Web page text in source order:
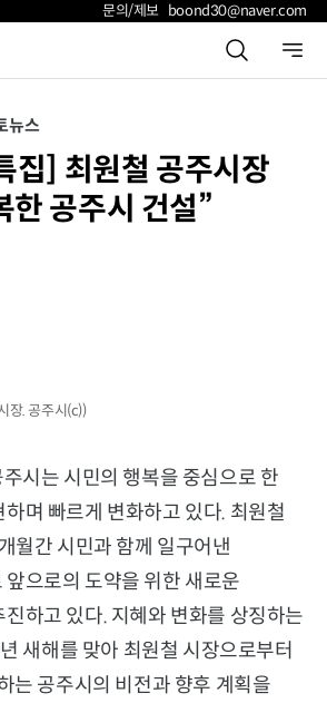
문의/제보 boond30@naver.com
뉴스
집] 최원철 공주시장
한 공주시 건설”
장. 공주시(c))
시는 시민의 행복을 중심으로 한
며 빠르게 변화하고 있다. 최원철
월간 시민과 함께 일구어낸
으로의 도약을 위한 새로운
하고 있다. 지혜와 변화를 상징하는
년 새해를 맞아 최원철 시장으로부터
는 공주시의 비전과 향후 계획을